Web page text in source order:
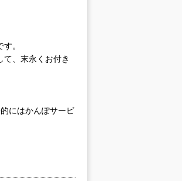
。
、末永くお付き
にはかんぽサービ